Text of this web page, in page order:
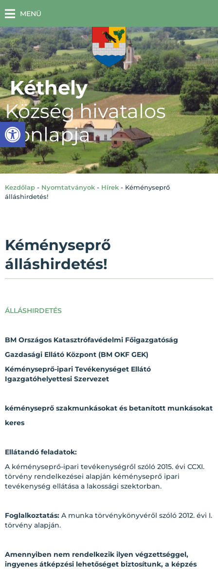
Eszköztár megnyitása
MENÜ
Kéthely
Község hivatalos
honlapja
Kezdőlap - Nyomtatványok - Hírek - Kéményseprő
álláshirdetés!
Kéményseprő
álláshirdetés!
ÁLLÁSHIRDETÉS
BM Országos Katasztrófavédelmi Főigazgatóság
Gazdasági Ellátó Központ (BM OKF GEK)
Kéményseprő-ipari Tevékenységet Ellátó
Igazgatóhelyettesi Szervezet
kéményseprő szakmunkásokat és betanított munkásokat
keres
Ellátandó feladatok:
A kéményseprő-ipari tevékenységről szóló 2015. évi CCXI.
törvény rendelkezései alapján kéményseprő ipari
tevékenység ellátása a lakossági szektorban.
Foglalkoztatás: A munka törvénykönyvéről szóló 2012. évi I.
törvény alapján.
Amennyiben nem rendelkezik ilyen végzettséggel,
ingyenes átképzési lehetőséget biztosítunk, a képzés